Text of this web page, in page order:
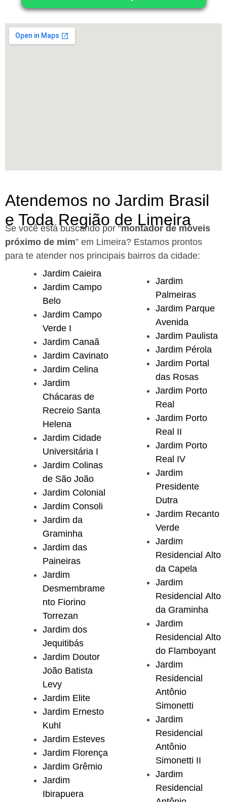
Atendemos no Jardim Brasil
e Toda Região de Limeira
Se você está buscando por “montador de móveis
próximo de mim” em Limeira? Estamos prontos
para te atender nos principais bairros da cidade:
Jardim Caieira
Jardim Campo
Belo
Jardim Campo
Verde I
Jardim Canaã
Jardim Cavinato
Jardim Celina
Jardim
Chácaras de
Recreio Santa
Helena
Jardim Cidade
Universitária I
Jardim Colinas
de São João
Jardim Colonial
Jardim Consoli
Jardim da
Graminha
Jardim das
Paineiras
Jardim
Desmembrame
nto Fiorino
Torrezan
Jardim dos
Jequitibás
Jardim Doutor
João Batista
Levy
Jardim Elite
Jardim Ernesto
Kuhl
Jardim Esteves
Jardim Florença
Jardim Grêmio
Jardim
Ibirapuera
Jardim
Palmeiras
Jardim Parque
Avenida
Jardim Paulista
Jardim Pérola
Jardim Portal
das Rosas
Jardim Porto
Real
Jardim Porto
Real II
Jardim Porto
Real IV
Jardim
Presidente
Dutra
Jardim Recanto
Verde
Jardim
Residencial Alto
da Capela
Jardim
Residencial Alto
da Graminha
Jardim
Residencial Alto
do Flamboyant
Jardim
Residencial
Antônio
Simonetti
Jardim
Residencial
Antônio
Simonetti II
Jardim
Residencial